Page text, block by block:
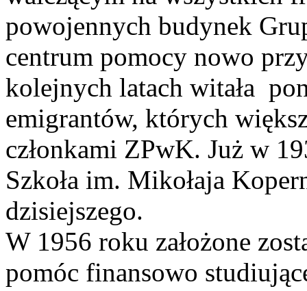
powojennych budynek
centrum pomocy nowo
kolejnych latach witała
emigrantów, których
członkami ZPwK. Już w
Szkoła im. Mikołaja
dzisiejszego.
W 1956 roku założone
pomóc finansowo